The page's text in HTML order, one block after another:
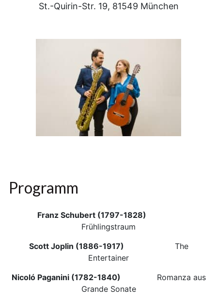
St.-Quirin-Str. 19, 81549 München
Programm
Franz Schubert (1797-1828)
Frühlingstraum
Scott Joplin (1886-1917) The
Entertainer
Nicoló Paganini (1782-1840) Romanza aus
Grande Sonate